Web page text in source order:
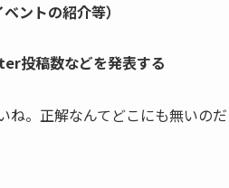
ントの紹介等）
投稿数などを発表する
ね。正解なんてどこにも無いのだ